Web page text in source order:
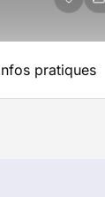
pratiques